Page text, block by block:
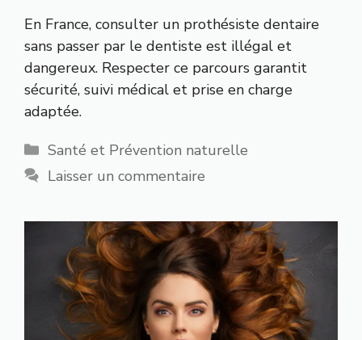
En France, consulter un prothésiste dentaire
sans passer par le dentiste est illégal et
dangereux. Respecter ce parcours garantit
sécurité, suivi médical et prise en charge
adaptée.
Catégories
Santé et Prévention naturelle
Laisser un commentaire